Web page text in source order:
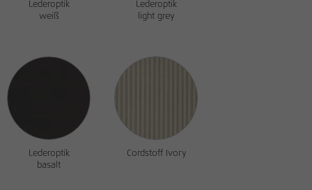
Lederoptik
weiß
Lederoptik
light grey
Lederoptik
basalt
Cordstoff Ivory